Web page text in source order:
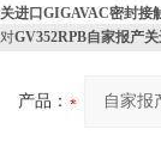
进口GIGAVAC密封接
GV352RPB自家报产
产品：